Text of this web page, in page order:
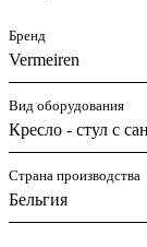
Бренд
Vermeiren
Вид оборудования
Кресло - стул с
Страна производства
Бельгия